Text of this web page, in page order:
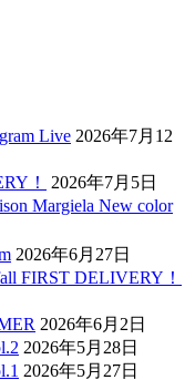
Live 2026年7月12
！
2026年7月5日
Margiela New color
2026年6月27日
FIRST DELIVERY！
2026年6月2日
2026年5月28日
2026年5月27日